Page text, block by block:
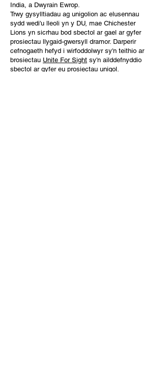
India, a Dwyrain Ewrop.
Trwy gysylltiadau ag unigolion ac elusennau
sydd wedi'u lleoli yn y DU, mae Chichester
Lions yn sicrhau bod sbectol ar gael ar gyfer
prosiectau llygaid-gwersyll dramor. Darperir
cefnogaeth hefyd i wirfoddolwyr sy'n teithio ar
brosiectau Unite For Sight sy'n ailddefnyddio
sbectol ar gyfer eu prosiectau unigol.